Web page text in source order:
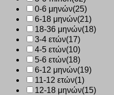
0-6 μηνών(25)
6-18 μηνών(21)
18-36 μηνών(18)
3-4 ετών(17)
4-5 ετών(10)
5-6 ετών(18)
6-12 μηνών(19)
11-12 ετών(1)
12-18 μηνών(15)